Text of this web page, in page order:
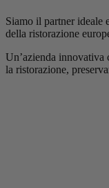
Siamo il partner ideale
della ristorazione
Un’azienda
la ristorazione,